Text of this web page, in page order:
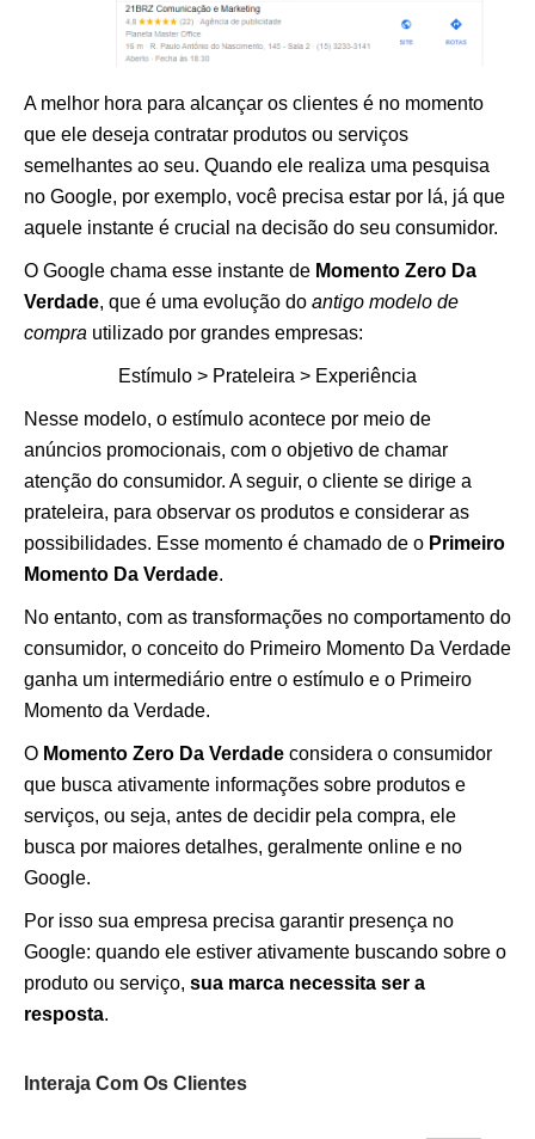
A melhor hora para alcançar os clientes é no momento
que ele deseja contratar produtos ou serviços
semelhantes ao seu. Quando ele realiza uma pesquisa
no Google, por exemplo, você precisa estar por lá, já que
aquele instante é crucial na decisão do seu consumidor.
O Google chama esse instante de Momento Zero Da
Verdade, que é uma evolução do antigo modelo de
compra utilizado por grandes empresas:
Estímulo > Prateleira > Experiência
Nesse modelo, o estímulo acontece por meio de
anúncios promocionais, com o objetivo de chamar
atenção do consumidor. A seguir, o cliente se dirige a
prateleira, para observar os produtos e considerar as
possibilidades. Esse momento é chamado de o Primeiro
Momento Da Verdade.
No entanto, com as transformações no comportamento do
consumidor, o conceito do Primeiro Momento Da Verdade
ganha um intermediário entre o estímulo e o Primeiro
Momento da Verdade.
O Momento Zero Da Verdade considera o consumidor
que busca ativamente informações sobre produtos e
serviços, ou seja, antes de decidir pela compra, ele
busca por maiores detalhes, geralmente online e no
Google.
Por isso sua empresa precisa garantir presença no
Google: quando ele estiver ativamente buscando sobre o
produto ou serviço, sua marca necessita ser a
resposta.
Interaja Com Os Clientes